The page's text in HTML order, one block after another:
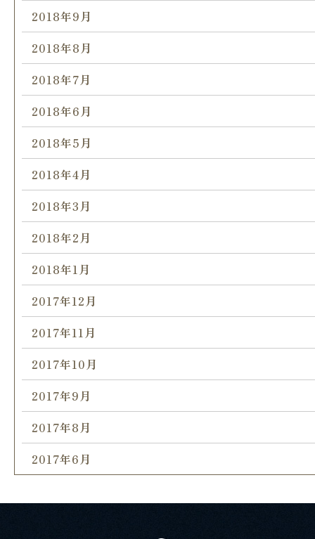
2018年9月
2018年8月
2018年7月
2018年6月
2018年5月
2018年4月
2018年3月
2018年2月
2018年1月
2017年12月
2017年11月
2017年10月
2017年9月
2017年8月
2017年6月